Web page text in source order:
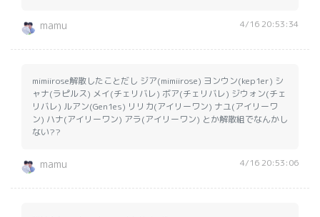
mamu 4/16 20:53:34
mimiirose解散したことだし ジア(mimiirose) ヨンウン(kep1er) シ
ャナ(ラピルス) メイ(チェリバレ) ボア(チェリバレ) ジウォン(チェ
リバレ) ルアン(Gen1es) リリカ(アイリーワン) ナユ(アイリーワ
ン) ハナ(アイリーワン) アラ(アイリーワン) とか解散組でなんかし
ない??
mamu 4/16 20:53:06